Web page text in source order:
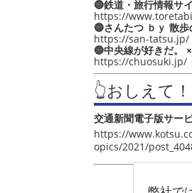
🔵鉄道・旅行情報サ
https://
🔵さんたつ ｂｙ 散歩
https://san-tatsu.jp/
🔵中央線が好きだ。
https://chuosuki.jp/
👆おしえて
交通新聞電子版サー
https://
opics/2021/